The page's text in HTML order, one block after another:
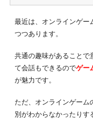
最近は、オンラインゲー
つつあります。
共通の趣味があることで
て会話もできるのでゲー
が魅力です。
ただ、オンラインゲーム
別がわからなかったりす